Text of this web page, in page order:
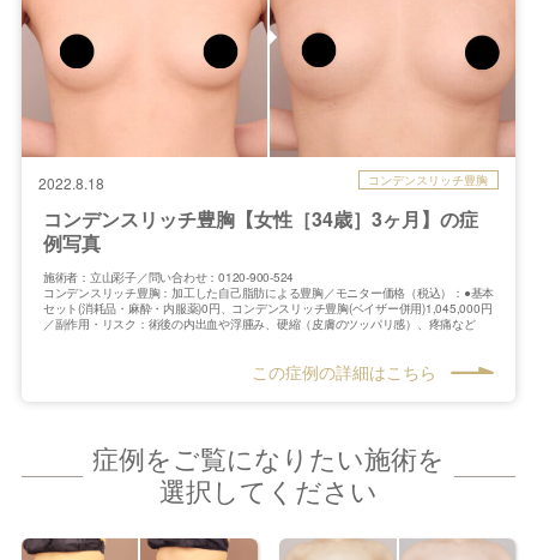
2022.8.18 コンデンスリッチ豊胸
コンデンスリッチ豊胸【女性［34歳］3ヶ月】の症
例写真
施術者：立山彩子／問い合わせ：0120-900-524
コンデンスリッチ豊胸：加工した自己脂肪による豊胸／モニター価格（税込）：●基本
セット(消耗品・麻酔・内服薬)0円、コンデンスリッチ豊胸(ベイザー併用)1,045,000円
／副作用・リスク：術後の内出血や浮腫み、硬縮（皮膚のツッパリ感）、疼痛など
この症例の詳細はこちら
症例をご覧になりたい施術を
選択してください